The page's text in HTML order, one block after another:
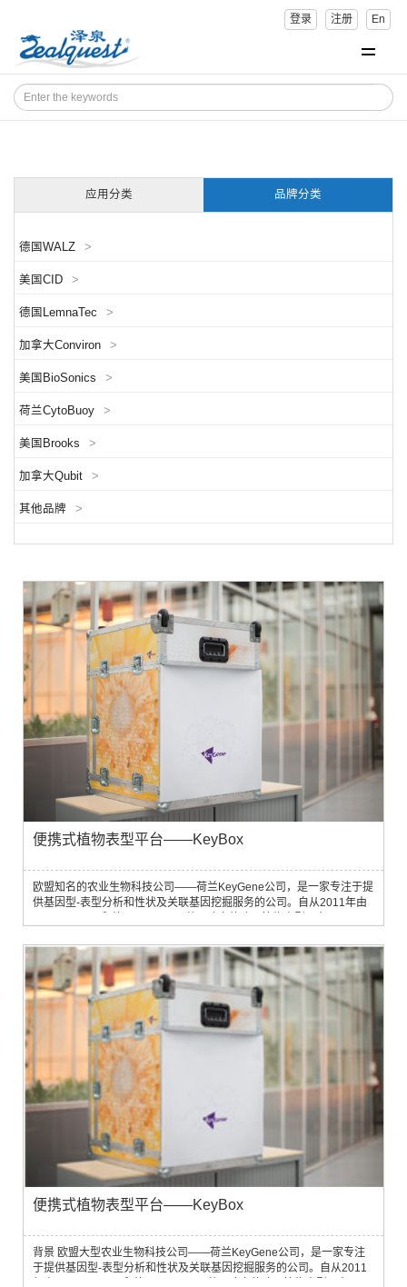
登录 注册 En
应用分类 品牌分类
德国WALZ >
美国CID >
德国LemnaTec >
加拿大Conviron >
美国BioSonics >
荷兰CytoBuoy >
美国Brooks >
加拿大Qubit >
其他品牌 >
便携式植物表型平台——KeyBox
欧盟知名的农业生物科技公司——荷兰KeyGene公司，是一家专注于提
供基因型-表型分析和性状及关联基因挖掘服务的公司。自从2011年由
验，并取得了异常出色的结果，从而导致PhenoFab一直处于满负荷运
转状态。
便携式植物表型平台——KeyBox
背景 欧盟大型农业生物科技公司——荷兰KeyGene公司，是一家专注
于提供基因型-表型分析和性状及关联基因挖掘服务的公司。自从2011